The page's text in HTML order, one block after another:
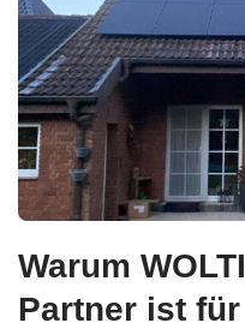
Warum
Partner ist für